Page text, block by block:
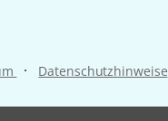
· Datenschutzhinweise